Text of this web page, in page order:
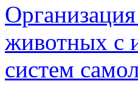
животных с
систем